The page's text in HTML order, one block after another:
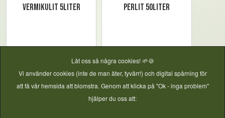
Vermikulit 5liter Perlit 50liter
Låt oss så några cookies! 🌱🍪
Vi använder cookies (inte de man äter, tyvärr!) och digital spårning för
att få vår hemsida att blomstra. Genom att klicka på "Ok - inga problem"
hjälper du oss att: